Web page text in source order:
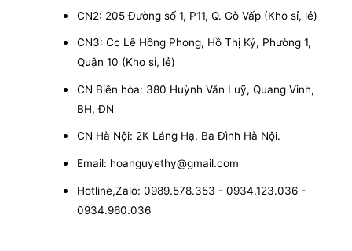
CN2: 205 Đường số 1, P11, Q. Gò Vấp (Kho sỉ, lẻ)
CN3: Cc Lê Hồng Phong, Hồ Thị Kỷ, Phường 1,
Quận 10 (Kho sỉ, lẻ)
CN Biên hòa: 380 Huỳnh Văn Luỹ, Quang Vinh,
BH, ĐN
CN Hà Nội: 2K Láng Hạ, Ba Đình Hà Nội.
Email: hoanguyethy@gmail.com
Hotline,Zalo: 0989.578.353 - 0934.123.036 -
0934.960.036